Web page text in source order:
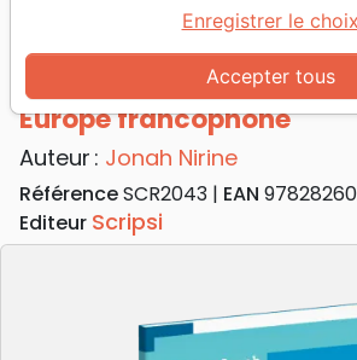
Implantation d'Églises: une étude
L'Implantation d'Églises:
Europe francophone
Auteur : Jonah Nirine
RéférenceSCR2043 EAN
Editeur Scripsi
Accepter tous
Enregistrer le choix